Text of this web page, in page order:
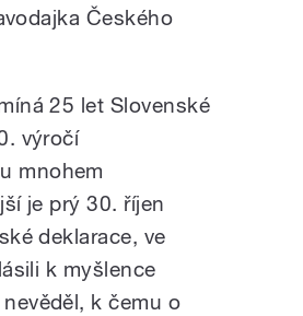
Českého
25 let Slovenské
výročí
mnohem
je prý 30. říjen
deklarace, ve
k myšlence
k čemu o